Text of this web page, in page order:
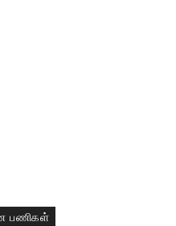
பணிகள்